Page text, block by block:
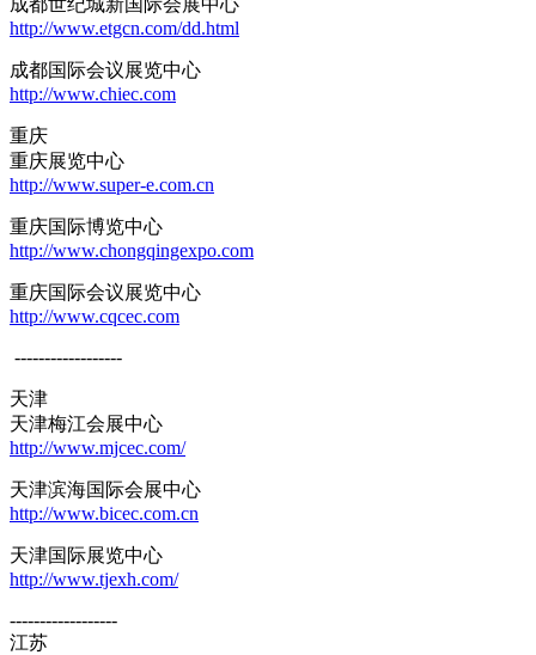
http://www.etgcn.com/dd.html
成都国际会议展览中心
http://www.chiec.com
重庆
重庆展览中心
http://www.super-e.com.cn
重庆国际博览中心
http://www.chongqingexpo.com
重庆国际会议展览中心
http://www.cqcec.com
------------------
天津
天津梅江会展中心
http://www.mjcec.com/
天津滨海国际会展中心
http://www.bicec.com.cn
天津国际展览中心
http://www.tjexh.com/
------------------
江苏